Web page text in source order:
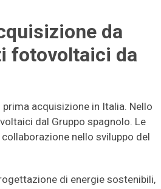
da
fotovoltaici da
prima acquisizione in Italia. Nello
dal Gruppo spagnolo. Le
nello sviluppo del
di energie sostenibili,